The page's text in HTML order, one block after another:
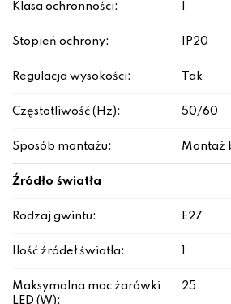
Klasa ochronności:
Stopień ochrony: IP20
Regulacja wysokości: Tak
Częstotliwość (Hz): 50/60
Sposób montażu: Montaż
Źródło światła
Rodzaj gwintu: E27
Ilość źródeł światła:
Maksymalna moc żarówki
LED (W):
25